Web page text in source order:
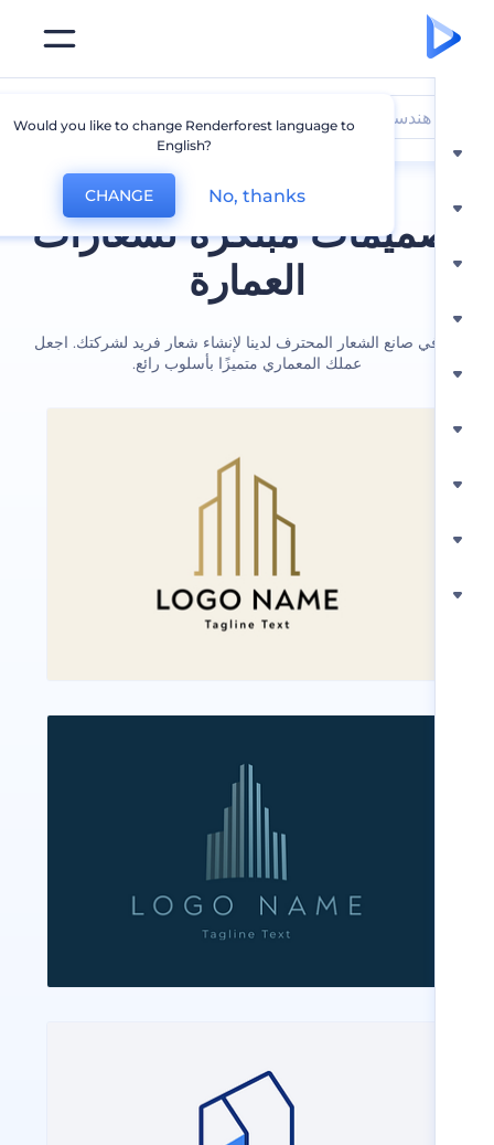
مبتكرة لشعارات
العمارة
صانع الشعار المحترف لدينا لإنشاء شعار فريد لشركتك. اجعل
عملك المعماري متميزًا بأسلوب رائع.
هندسة معماريةWould you like to change Renderforest language to
CHANGE No, thanks